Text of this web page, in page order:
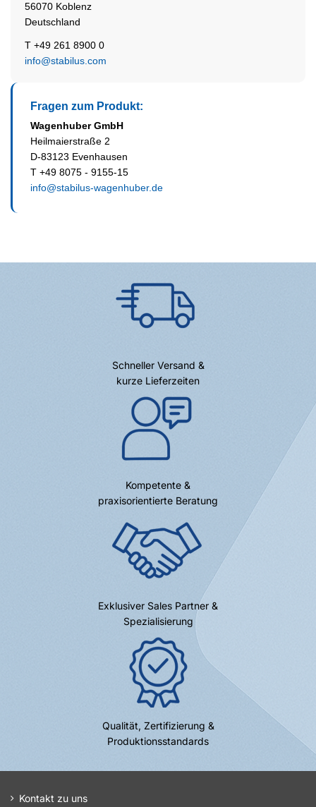
56070 Koblenz
Deutschland
T +49 261 8900 0
info@stabilus.com
Fragen zum Produkt:
Wagenhuber GmbH
Heilmaierstraße 2
D-83123 Evenhausen
T +49 8075 - 9155-15
info@stabilus-wagenhuber.de
Schneller Versand &
kurze Lieferzeiten
Kompetente &
praxisorientierte Beratung
Exklusiver Sales Partner &
Spezialisierung
Qualität, Zertifizierung &
Produktionsstandards
Kontakt zu uns